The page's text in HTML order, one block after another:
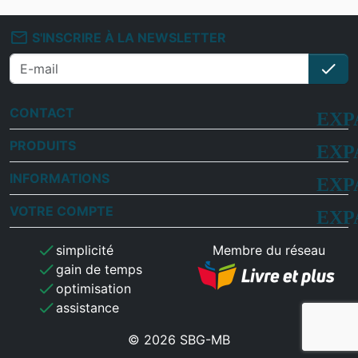
mail_outline S'INSCRIRE À LA NEWSLETTER
check
CONTACT
PRODUITS
INFORMATIONS
VOTRE COMPTE
check simplicité
checkgain de temps
checkoptimisation
checkassistance
Membre du réseau
© 2026 SBG-MB